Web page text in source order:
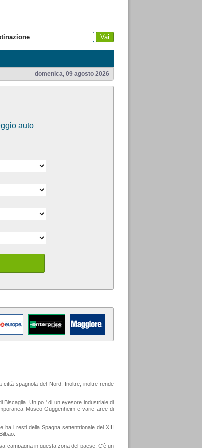
Vai
domenica, 09 agosto 2026
auto
città spagnola del Nord. Inoltre, inoltre rende
Biscaglia. Un po ' di un eyesore industriale di
Museo Guggenheim e varie aree di
ha i resti della Spagna settentrionale del XIII
campagna in questa zona del paese. C'è un